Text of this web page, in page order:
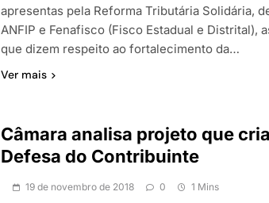
apresentas pela Reforma Tributária Solidária,
ANFIP e Fenafisco (Fisco Estadual e Distrital),
que dizem respeito ao fortalecimento da…
Ver mais
Câmara analisa projeto que
Defesa do Contribuinte
19 de novembro de 2018 0 1 Mins